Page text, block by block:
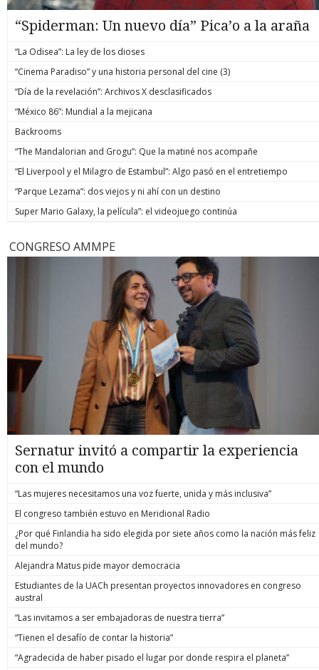
“Spiderman: Un nuevo día” Pica’o a la araña
“La Odisea”: La ley de los dioses
“Cinema Paradiso” y una historia personal del cine (3)
“Día de la revelación”: Archivos X desclasificados
“México 86”: Mundial a la mejicana
Backrooms
“The Mandalorian and Grogu”: Que la matiné nos acompañe
“El Liverpool y el Milagro de Estambul”: Algo pasó en el entretiempo
“Parque Lezama”: dos viejos y ni ahí con un destino
Super Mario Galaxy, la película”: el videojuego continúa
CONGRESO AMMPE
Sernatur invitó a compartir la experiencia
con el mundo
“Las mujeres necesitamos una voz fuerte, unida y más inclusiva”
El congreso también estuvo en Meridional Radio
¿Por qué Finlandia ha sido elegida por siete años como la nación más feliz
del mundo?
Alejandra Matus pide mayor democracia
Estudiantes de la UACh presentan proyectos innovadores en congreso
austral
“Las invitamos a ser embajadoras de nuestra tierra”
“Tienen el desafío de contar la historia”
“Agradecida de haber pisado el lugar por donde respira el planeta”